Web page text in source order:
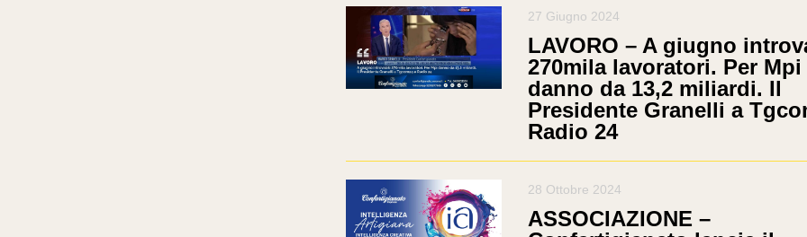
27 Giugno 2024
LAVORO – A giugno
270mila lavoratori. Per Mpi
danno da 13,2 miliardi. Il
Presidente Granelli a
Radio 24
28 Ottobre 2024
ASSOCIAZIONE –